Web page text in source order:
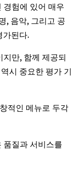
경험에 있어 매우
, 음악, 그리고 공
가된다.
지만, 함께 제공되
시 중요한 평가 기
적인 메뉴로 두각
품질과 서비스를